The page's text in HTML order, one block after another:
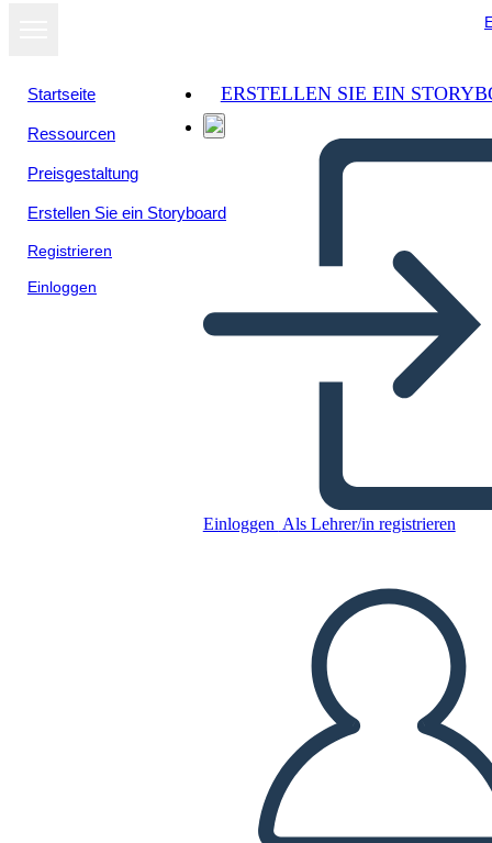
Startseite
Ressourcen
Preisgestaltung
Erstellen Sie ein Storyboard
Registrieren
Einloggen
ERSTELLEN SIE EIN
Einloggen Als Lehrer/in registrieren
פעם אחת והמלך לעתיד לבוא -
מפת התווים
Kopieren Sie dieses Storyboard
ERSTELLEN SIE EIN STORYBOARD
DIASHOW ABSPIELEN
LIES MIR VOR